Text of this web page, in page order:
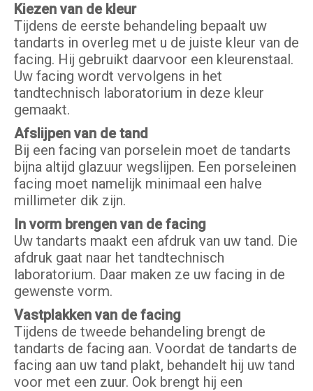
Kiezen van de kleur
Tijdens de eerste behandeling bepaalt uw
tandarts in overleg met u de juiste kleur van de
facing. Hij gebruikt daarvoor een kleurenstaal.
Uw facing wordt vervolgens in het
tandtechnisch laboratorium in deze kleur
gemaakt.
Afslijpen van de tand
Bij een facing van porselein moet de tandarts
bijna altijd glazuur wegslijpen. Een porseleinen
facing moet namelijk minimaal een halve
millimeter dik zijn.
In vorm brengen van de facing
Uw tandarts maakt een afdruk van uw tand. Die
afdruk gaat naar het tandtechnisch
laboratorium. Daar maken ze uw facing in de
gewenste vorm.
Vastplakken van de facing
Tijdens de tweede behandeling brengt de
tandarts de facing aan. Voordat de tandarts de
facing aan uw tand plakt, behandelt hij uw tand
voor met een zuur. Ook brengt hij een